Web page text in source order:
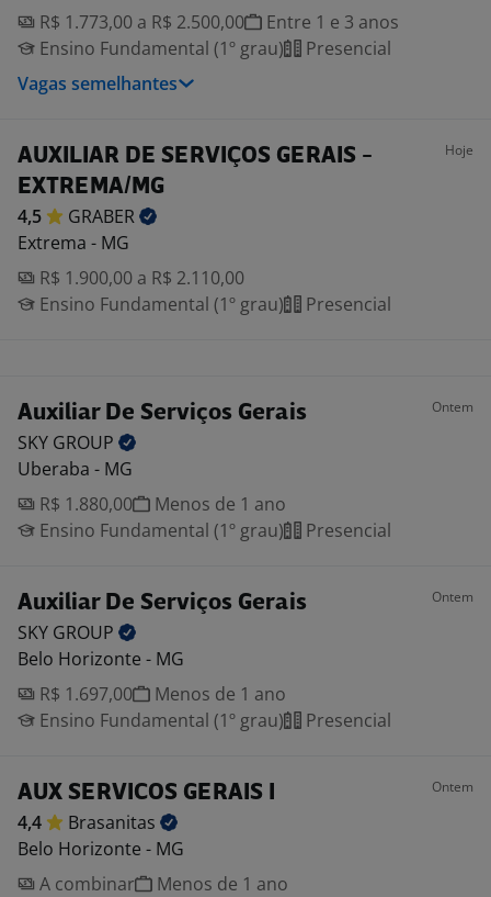
R$ 1.773,00 a R$ 2.500,00
Entre 1 e 3 anos
Ensino Fundamental (1º grau)
Presencial
Vagas semelhantes
AUXILIAR DE SERVIÇOS GERAIS -
EXTREMA/MG
Hoje
4,5
GRABER
Extrema - MG
R$ 1.900,00 a R$ 2.110,00
Ensino Fundamental (1º grau)
Presencial
Auxiliar De Serviços Gerais Ontem
SKY GROUP
Uberaba - MG
R$ 1.880,00
Menos de 1 ano
Ensino Fundamental (1º grau)
Presencial
Auxiliar De Serviços Gerais Ontem
SKY GROUP
Belo Horizonte - MG
R$ 1.697,00
Menos de 1 ano
Ensino Fundamental (1º grau)
Presencial
AUX SERVICOS GERAIS I Ontem
4,4
Brasanitas
Belo Horizonte - MG
A combinar
Menos de 1 ano